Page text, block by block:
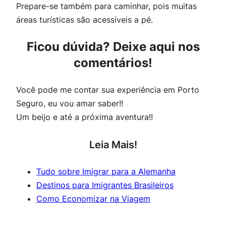
Prepare-se também para caminhar, pois muitas
áreas turísticas são acessíveis a pé.
Ficou dúvida? Deixe aqui nos
comentários!
Você pode me contar sua experiência em Porto
Seguro, eu vou amar saber!!
Um beijo e até a próxima aventura!!
Leia Mais!
Tudo sobre Imigrar para a Alemanha
Destinos para Imigrantes Brasileiros
Como Economizar na Viagem